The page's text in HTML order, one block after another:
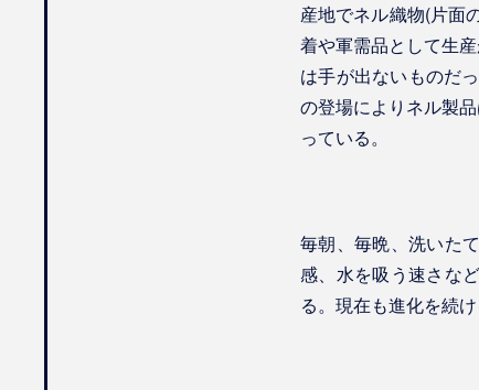
産地でネル織物(片面
着や軍需品として生
は手が出ないものだ
の登場によりネル製
っている。
毎朝、毎晩、洗いた
感、水を吸う速さな
る。現在も進化を続